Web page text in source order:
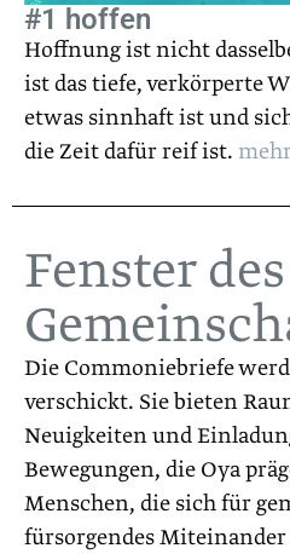
#1 hoffen
Hoffnung ist nicht
ist das tiefe, verkörperte
etwas sinnhaft ist und
die Zeit dafür reif ist.
Fenster des
Die Commoniebriefe
verschickt. Sie bieten
Neuigkeiten und
Bewegungen, die Oya
Menschen, die sich für
fürsorgendes